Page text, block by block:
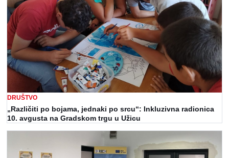
DRUŠTVO
„Različiti po bojama, jednaki po srcu“: Inkluzivna radionica
10. avgusta na Gradskom trgu u Užicu